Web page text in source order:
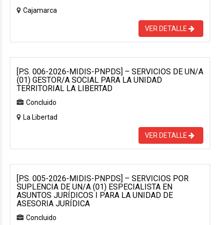
Cajamarca
VER DETALLE
[P.S. 006-2026-MIDIS-PNPDS] – SERVICIOS DE UN/A
(01) GESTOR/A SOCIAL PARA LA UNIDAD
TERRITORIAL LA LIBERTAD
Concluido
La Libertad
VER DETALLE
[P.S. 005-2026-MIDIS-PNPDS] – SERVICIOS POR
SUPLENCIA DE UN/A (01) ESPECIALISTA EN
ASUNTOS JURÍDICOS I PARA LA UNIDAD DE
ASESORIA JURÍDICA
Concluido